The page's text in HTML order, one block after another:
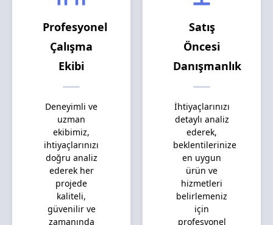
Profesyonel
Çalışma
Ekibi
Deneyimli ve
uzman
ekibimiz,
ihtiyaçlarınızı
doğru analiz
ederek her
projede
kaliteli,
güvenilir ve
zamanında
Satış
Öncesi
Danışmanlık
İhtiyaçlarınızı
detaylı analiz
ederek,
beklentilerinize
en uygun
ürün ve
hizmetleri
belirlemeniz
için
profesyonel